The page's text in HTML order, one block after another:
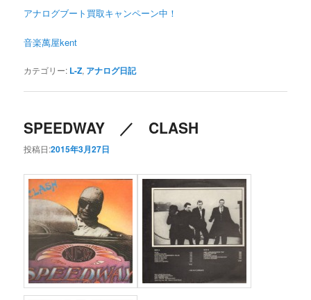
アナログブート買取キャンペーン中！
音楽萬屋kent
カテゴリー: L-Z, アナログ日記
SPEEDWAY ／ CLASH
投稿日:2015年3月27日